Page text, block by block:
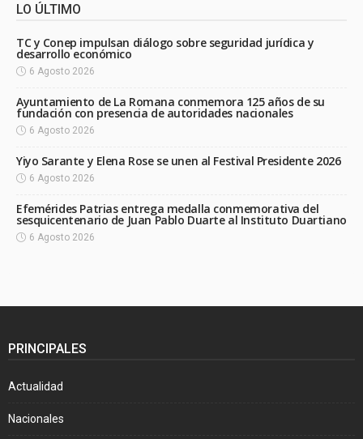
LO ÚLTIMO
TC y Conep impulsan diálogo sobre seguridad jurídica y
desarrollo económico
6 Agosto 2026
Ayuntamiento de La Romana conmemora 125 años de su
fundación con presencia de autoridades nacionales
6 Agosto 2026
Yiyo Sarante y Elena Rose se unen al Festival Presidente 2026
6 Agosto 2026
Efemérides Patrias entrega medalla conmemorativa del
sesquicentenario de Juan Pablo Duarte al Instituto Duartiano
6 Agosto 2026
PRINCIPALES
Actualidad
Nacionales